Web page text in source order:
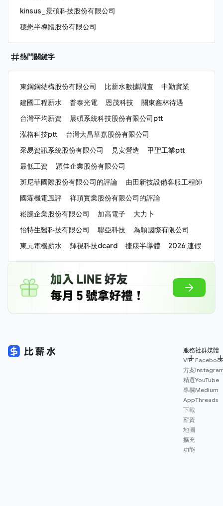
kinsus_景碩科技股份有限公司
穩懋半導體股份有限公司
熱門關鍵字
東鋼鋼結構股份有限公司 比薪水數據調查
中勤實業
建國工程薪水
普泰光電 恩茂科技
關東鑫林待遇
台灣平均薪資
晨碩系統科技股份有限公司ptt
泓格科技ptt
台灣大昌華嘉股份有限公司
采易資訊系統股份有限公司
見安營造
甲聖工業ptt
最低工資
穎佳企業股份有限公司
斑尼菲國際股份有限公司的評論
由田新技設備客服工程師
國霖機電風評
祥頂實業股份有限公司的評論
崧騰企業股份有限公司
加高電子
大力卜
怡特生醫科技有限公司
聯亞科技
為穎國際有限公司
東元電機薪水
輝視科技dcard 捷康半導體 2026 連假
服務
VIP
方案
精選
專欄
App
下載
薪資
地圖
擴充
功能
社群媒體
YouTube
Medium
Threads